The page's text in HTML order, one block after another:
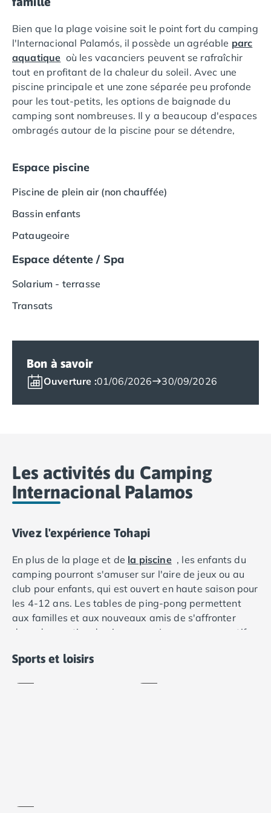
Camping Aude
Camping Gruissan
Camping Narbonne-Plage
Camping Sigean
Camping Gard
Camping Aigues-Mortes
Camping Grau-du-Roi
Camping Nîmes
Camping Béziers
Camping La Grande Motte
Camping Montpellier
Camping Palavas-les-Flots
Camping Valras-Plage
Camping Pyrénées-Orientales
Camping Argelès-sur-Mer
Camping Perpignan
Camping Saint-Cyprien
Camping Limousin
Camping Corrèze
Camping Aveyron
Camping Millau
Camping Nant
Camping Saint-Amans-des-Cots
Camping Lot
Camping Tarn
Camping Nord-Pas-de-Calais
Camping Pas-de-Calais
Camping Berck
Camping Boulogne-sur-Mer
Camping Le Touquet
Camping Merlimont
Camping Pays de la Loire
Bien que la plage voisine soit le point fort du camping
l'Internacional Palamós, il possède un agréable parc
aquatique où les vacanciers peuvent se rafraîchir
tout en profitant de la chaleur du soleil. Avec une
piscine principale et une zone séparée peu profonde
pour les tout-petits, les options de baignade du
camping sont nombreuses. Il y a beaucoup d'espaces
ombragés autour de la piscine pour se détendre,
Espace piscine
Piscine de plein air (non chauffée)
Bassin enfants
Pataugeoire
Espace détente / Spa
Solarium - terrasse
Transats
Bon à savoir
Ouverture :01/06/2026 30/09/2026
Les activités du Camping
Internacional Palamos
Vivez l'expérience Tohapi
En plus de la plage et de la piscine, les enfants du
camping pourront s'amuser sur l'aire de jeux ou au
club pour enfants, qui est ouvert en haute saison pour
les 4-12 ans. Les tables de ping-pong permettent
aux familles et aux nouveaux amis de s'affronter
dans des parties de ping-pong. Les campeurs actifs
environs ducamping
Sports et loisirs
pong